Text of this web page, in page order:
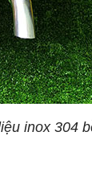
inox 304